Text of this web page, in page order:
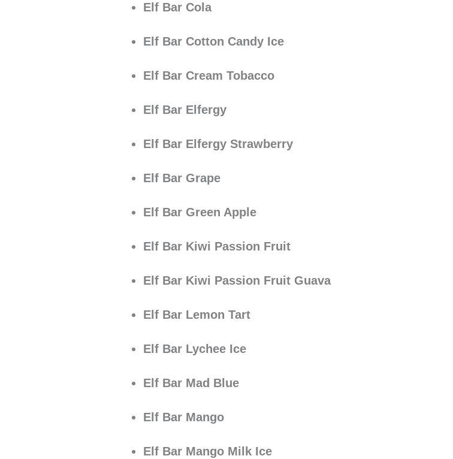
Elf Bar Cola
Elf Bar Cotton Candy Ice
Elf Bar Cream Tobacco
Elf Bar Elfergy
Elf Bar Elfergy Strawberry
Elf Bar Grape
Elf Bar Green Apple
Elf Bar Kiwi Passion Fruit
Elf Bar Kiwi Passion Fruit Guava
Elf Bar Lemon Tart
Elf Bar Lychee Ice
Elf Bar Mad Blue
Elf Bar Mango
Elf Bar Mango Milk Ice